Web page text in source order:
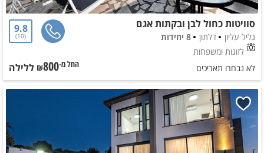
סוויטות כחול לבן ובקתות אגם
גליל עליון דלתון
8 יחידות
לזוגות ומשפחות
9.8
10
לא נבחרו תאריכים החל מ-₪800 ללילה